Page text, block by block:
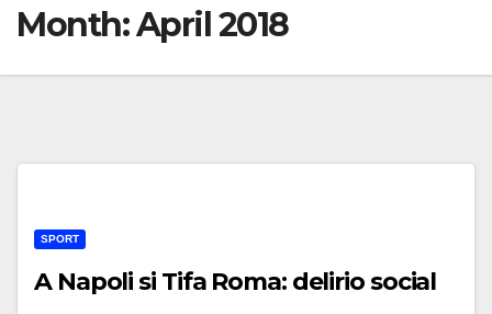
Month:April 2018
SPORT
A Napoli si Tifa Roma: delirio social